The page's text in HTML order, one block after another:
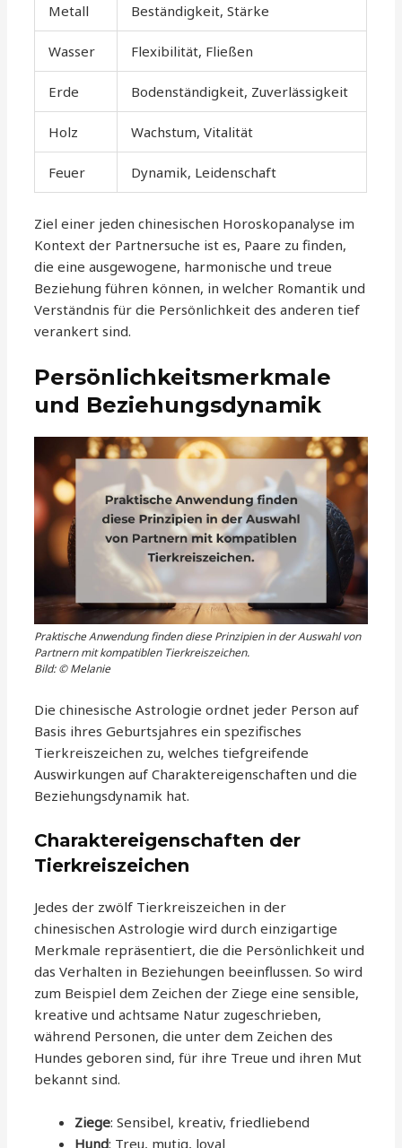
Metall Beständigkeit, Stärke
Wasser Flexibilität, Fließen
Erde Bodenständigkeit, Zuverlässigkeit
Holz Wachstum, Vitalität
Feuer Dynamik, Leidenschaft
Ziel einer jeden chinesischen Horoskopanalyse im
Kontext der Partnersuche ist es, Paare zu finden,
die eine ausgewogene, harmonische und treue
Beziehung führen können, in welcher Romantik und
Verständnis für die Persönlichkeit des anderen tief
verankert sind.
Persönlichkeitsmerkmale
und Beziehungsdynamik
Praktische Anwendung finden diese Prinzipien in der Auswahl von
Partnern mit kompatiblen Tierkreiszeichen.
Bild: © Melanie
Die chinesische Astrologie ordnet jeder Person auf
Basis ihres Geburtsjahres ein spezifisches
Tierkreiszeichen zu, welches tiefgreifende
Auswirkungen auf Charaktereigenschaften und die
Beziehungsdynamik hat.
Charaktereigenschaften der
Tierkreiszeichen
Jedes der zwölf Tierkreiszeichen in der
chinesischen Astrologie wird durch einzigartige
Merkmale repräsentiert, die die Persönlichkeit und
das Verhalten in Beziehungen beeinflussen. So wird
zum Beispiel dem Zeichen der Ziege eine sensible,
kreative und achtsame Natur zugeschrieben,
während Personen, die unter dem Zeichen des
Hundes geboren sind, für ihre Treue und ihren Mut
bekannt sind.
Ziege: Sensibel, kreativ, friedliebend
Hund: Treu, mutig, loyal